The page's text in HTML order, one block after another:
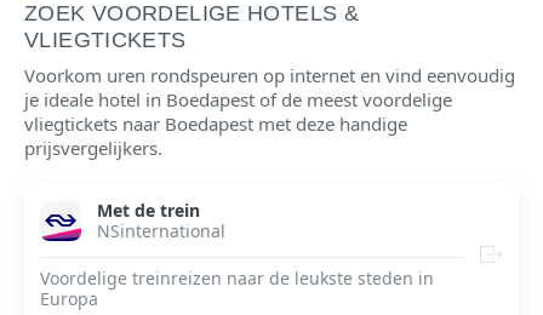
ZOEK VOORDELIGE HOTELS &
VLIEGTICKETS
Voorkom uren rondspeuren op internet en vind eenvoudig
je ideale hotel in Boedapest of de meest voordelige
vliegtickets naar Boedapest met deze handige
prijsvergelijkers.
Met de trein
NSinternational
Voordelige treinreizen naar de leukste steden in
Europa